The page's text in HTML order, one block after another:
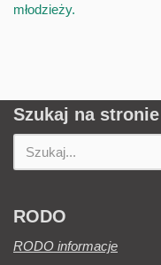
młodzieży.
Szukaj na stronie
RODO
RODO informacje